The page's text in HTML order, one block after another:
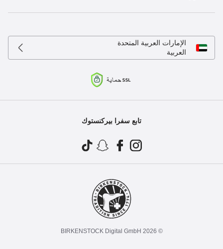
الإمارات العربية المتحدة
العربية
تابع سفرا بيركنستوك
© 2026 BIRKENSTOCK Digital GmbH